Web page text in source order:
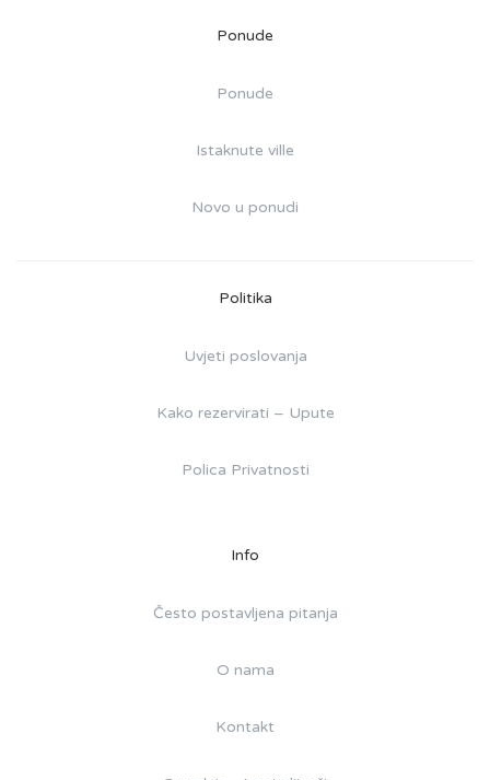
Ponude
Ponude
Istaknute ville
Novo u ponudi
Politika
Uvjeti poslovanja
Kako rezervirati – Upute
Polica Privatnosti
Info
Često postavljena pitanja
O nama
Kontakt